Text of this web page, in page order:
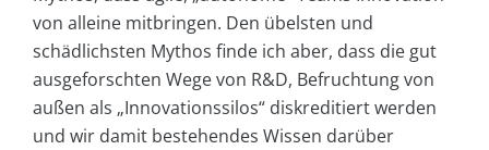
von alleine mitbringen. Den übelsten und
schädlichsten Mythos finde ich aber, dass die gut
ausgeforschten Wege von R&D, Befruchtung von
außen als „Innovationssilos“ diskreditiert werden
und wir damit bestehendes Wissen darüber